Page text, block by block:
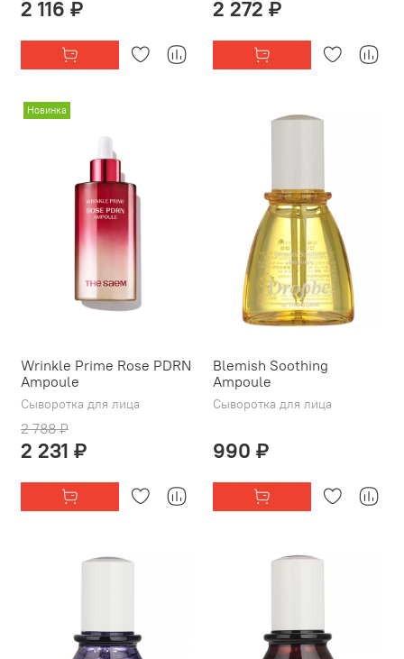
2 116 ₽ 2 272 ₽
Новинка
Wrinkle Prime Rose PDRN
Ampoule
Сыворотка для лица
2 788 ₽
2 231 ₽
Blemish Soothing
Ampoule
Сыворотка для лица
990 ₽